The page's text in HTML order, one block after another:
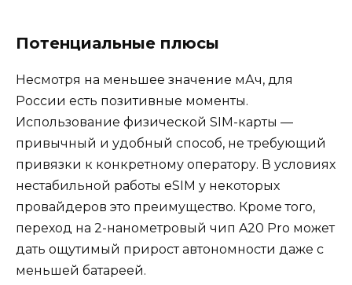
Потенциальные плюсы
Несмотря на меньшее значение мАч, для
России есть позитивные моменты.
Использование физической SIM-карты —
привычный и удобный способ, не требующий
привязки к конкретному оператору. В условиях
нестабильной работы eSIM у некоторых
провайдеров это преимущество. Кроме того,
переход на 2-нанометровый чип A20 Pro может
дать ощутимый прирост автономности даже с
меньшей батареей.